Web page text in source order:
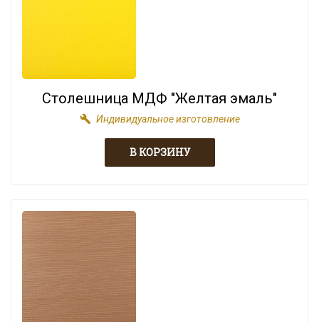
Столешница МДФ "Желтая эмаль"
build Индивидуальное изготовление